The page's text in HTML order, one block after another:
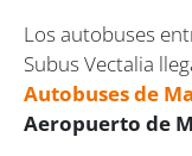
Los autobuses
Subus Vectalia
Autobuses de
Aeropuerto de